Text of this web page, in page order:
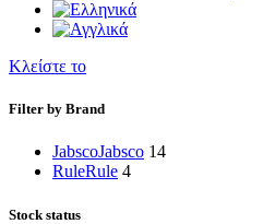
Κλείστε το
Filter by Brand
JabscoJabsco 14
RuleRule 4
Stock status